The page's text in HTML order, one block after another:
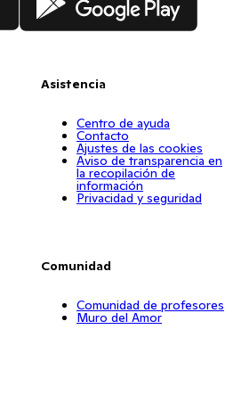
Asistencia
Centro de ayuda
Contacto
Ajustes de las cookies
Aviso de transparencia en
la recopilación de
información
Privacidad y seguridad
Comunidad
Comunidad de profesores
Muro del Amor